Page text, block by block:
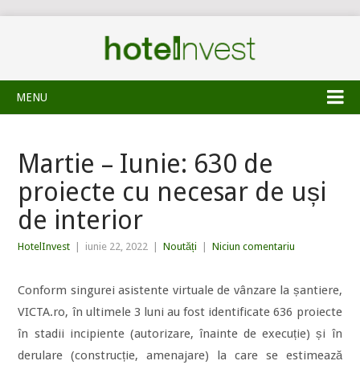
MENU
Martie – Iunie: 630 de
proiecte cu necesar de uși
de interior
HotelInvest iunie 22, 2022 Noutăți Niciun comentariu
Conform singurei asistente virtuale de vânzare la șantiere,
VICTA.ro, în ultimele 3 luni au fost identificate 636 proiecte
în stadii incipiente (autorizare, înainte de execuție) și în
derulare (construcție, amenajare) la care se estimează